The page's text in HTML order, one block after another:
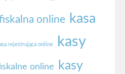
online kasa
rejestrująca online
kasy
online
kasy